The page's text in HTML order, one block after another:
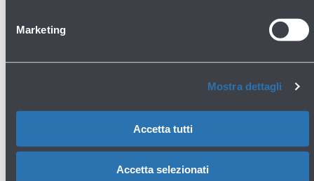
Marketing
Mostra dettagli
Accetta tutti
Accetta selezionati